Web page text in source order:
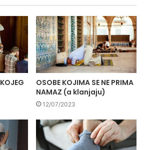
OSOBE KOJIMA SE NE PRIMA
NAMAZ (a klanjaju)
12/07/2023